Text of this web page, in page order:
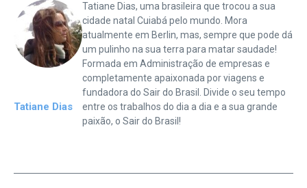
Tatiane Dias
Tatiane Dias, uma brasileira que trocou a sua
cidade natal Cuiabá pelo mundo. Mora
atualmente em Berlin, mas, sempre que pode dá
um pulinho na sua terra para matar saudade!
Formada em Administração de empresas e
completamente apaixonada por viagens e
fundadora do Sair do Brasil. Divide o seu tempo
entre os trabalhos do dia a dia e a sua grande
paixão, o Sair do Brasil!